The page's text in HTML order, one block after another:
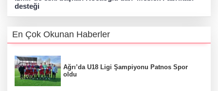
desteği
En Çok Okunan Haberler
Ağrı’da U18 Ligi Şampiyonu Patnos Spor
oldu